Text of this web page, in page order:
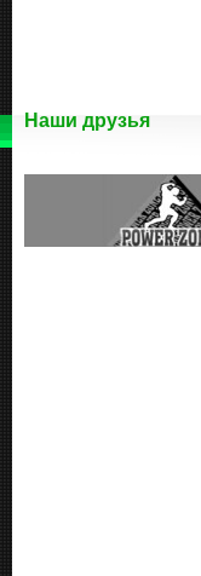
Наши друзья